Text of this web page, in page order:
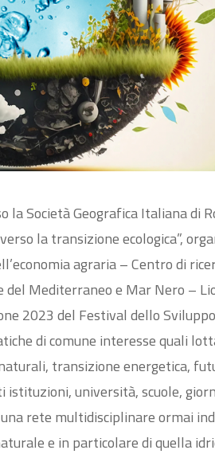
Società Geografica Italiana di
la transizione ecologica”,
agraria – Centro di
del Mediterraneo e Mar Nero –
2023 del Festival dello
di comune interesse quali
transizione energetica,
istituzioni, università, scuole,
rete multidisciplinare ormai
e in particolare di quella